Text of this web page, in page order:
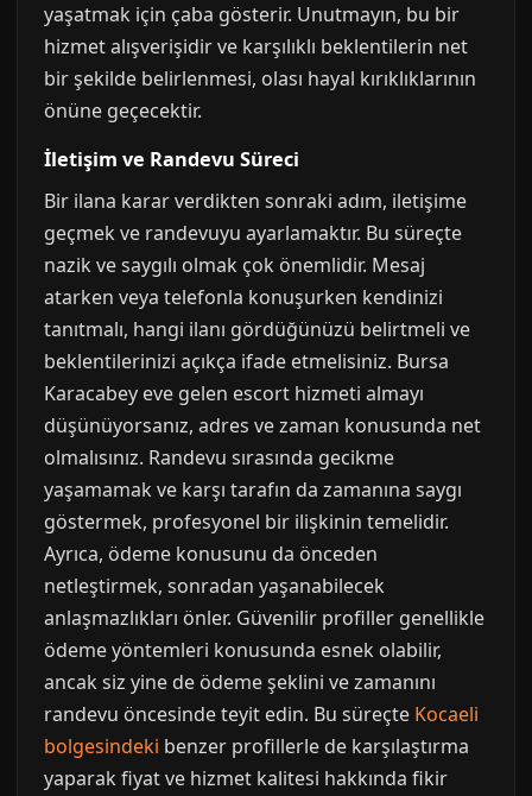
yaşatmak için çaba gösterir. Unutmayın, bu bir
hizmet alışverişidir ve karşılıklı beklentilerin net
bir şekilde belirlenmesi, olası hayal kırıklıklarının
önüne geçecektir.
İletişim ve Randevu Süreci
Bir ilana karar verdikten sonraki adım, iletişime
geçmek ve randevuyu ayarlamaktır. Bu süreçte
nazik ve saygılı olmak çok önemlidir. Mesaj
atarken veya telefonla konuşurken kendinizi
tanıtmalı, hangi ilanı gördüğünüzü belirtmeli ve
beklentilerinizi açıkça ifade etmelisiniz. Bursa
Karacabey eve gelen escort hizmeti almayı
düşünüyorsanız, adres ve zaman konusunda net
olmalısınız. Randevu sırasında gecikme
yaşamamak ve karşı tarafın da zamanına saygı
göstermek, profesyonel bir ilişkinin temelidir.
Ayrıca, ödeme konusunu da önceden
netleştirmek, sonradan yaşanabilecek
anlaşmazlıkları önler. Güvenilir profiller genellikle
ödeme yöntemleri konusunda esnek olabilir,
ancak siz yine de ödeme şeklini ve zamanını
randevu öncesinde teyit edin. Bu süreçte Kocaeli
bolgesindeki benzer profillerle de karşılaştırma
yaparak fiyat ve hizmet kalitesi hakkında fikir